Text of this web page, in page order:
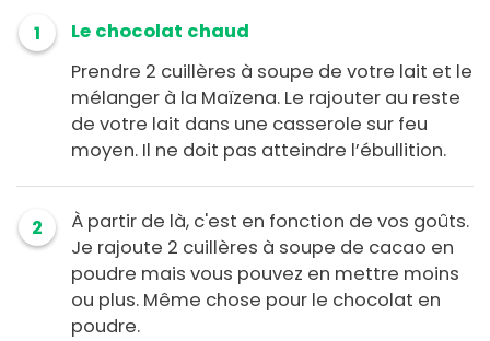
1
Le chocolat chaud
Prendre 2 cuillères à soupe de votre lait et le
mélanger à la Maïzena. Le rajouter au reste
de votre lait dans une casserole sur feu
moyen. Il ne doit pas atteindre l’ébullition.
2
À partir de là, c'est en fonction de vos goûts.
Je rajoute 2 cuillères à soupe de cacao en
poudre mais vous pouvez en mettre moins
ou plus. Même chose pour le chocolat en
poudre.